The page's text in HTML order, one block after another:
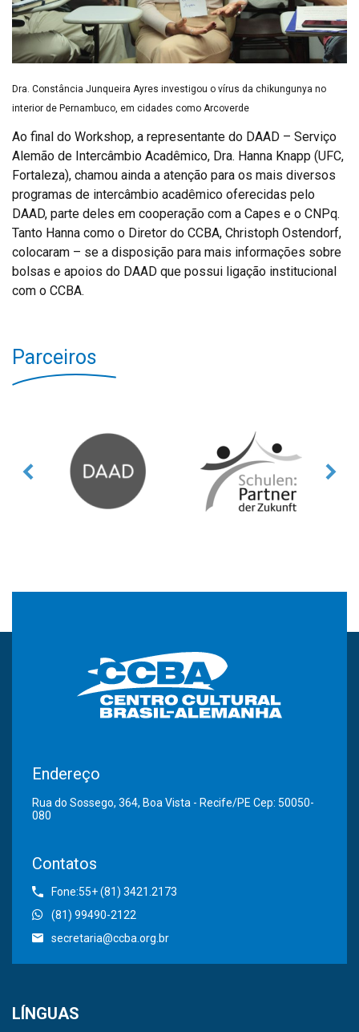
Dra. Constância Junqueira Ayres investigou o vírus da chikungunya no
interior de Pernambuco, em cidades como Arcoverde
Ao final do Workshop, a representante do DAAD – Serviço
Alemão de Intercâmbio Acadêmico, Dra. Hanna Knapp (UFC,
Fortaleza), chamou ainda a atenção para os mais diversos
programas de intercâmbio acadêmico oferecidas pelo
DAAD, parte deles em cooperação com a Capes e o CNPq.
Tanto Hanna como o Diretor do CCBA, Christoph Ostendorf,
colocaram – se a disposição para mais informações sobre
bolsas e apoios do DAAD que possui ligação institucional
com o CCBA.
Parceiros
Endereço
Rua do Sossego, 364, Boa Vista - Recife/PE Cep: 50050-
080
Contatos
Fone:55+ (81) 3421.2173
(81) 99490-2122
secretaria@ccba.org.br
LÍNGUAS